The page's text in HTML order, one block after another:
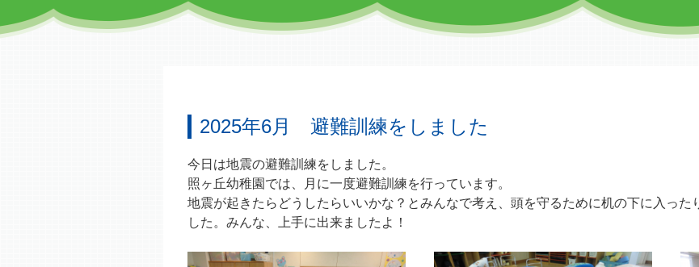
2025年6月 避難訓練をしました
今日は地震の避難訓練をしました。
照ヶ丘幼稚園では、月に一度避難訓練を行っています。
地震が起きたらどうしたらいいかな？とみんなで考え、頭を守るために机の下に入った
した。みんな、上手に出来ましたよ！